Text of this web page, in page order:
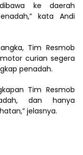
ke daerah
kata Andi
Tim Resmob
curian segera
penadah.
Tim Resmob
dan hanya
jelasnya.